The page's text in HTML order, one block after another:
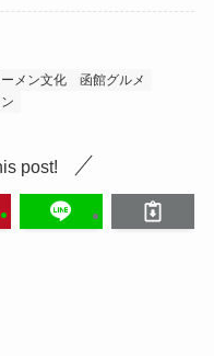
メン文化
函館グルメ
post!